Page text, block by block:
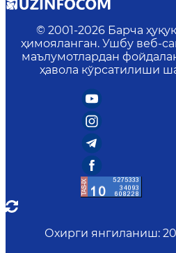
© 2001-2026 Барча
ҳимояланган. Ушбу веб-
маълумотлардан
ҳавола кўрсатилиши
Охирги янгиланиш: